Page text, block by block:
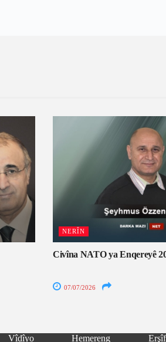
NERÎN
Civîna NATO ya Enqereyê
07/07/2026
Vîdîyo Hemereng Erşîf